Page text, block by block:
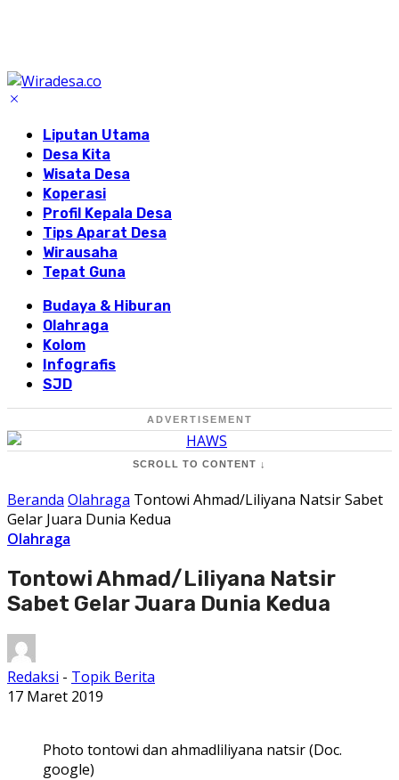
Liputan Utama
Desa Kita
Wisata Desa
Koperasi
Profil Kepala Desa
Tips Aparat Desa
Wirausaha
Tepat Guna
Budaya & Hiburan
Olahraga
Kolom
Infografis
SJD
ADVERTISEMENT
SCROLL TO CONTENT ↓
Beranda Olahraga Tontowi Ahmad/Liliyana Natsir Sabet
Gelar Juara Dunia Kedua
Olahraga
Tontowi Ahmad/Liliyana Natsir
Sabet Gelar Juara Dunia Kedua
Redaksi - Topik Berita
17 Maret 2019
Photo tontowi dan ahmadliliyana natsir (Doc.
google)